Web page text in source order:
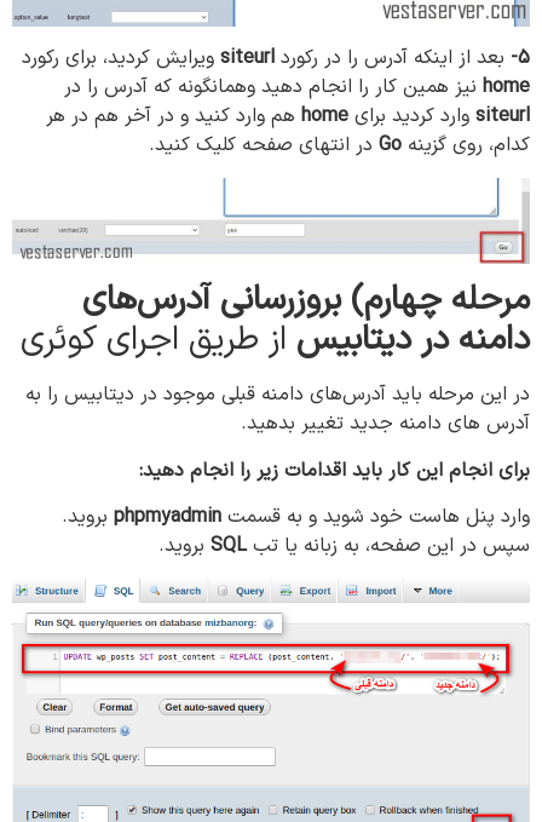
5- بعد از اینکه آدرس را در رکورد siteurl ویرایش کردید، برای رکورد
home نیز همین کار را انجام دهید وهمانگونه که آدرس را در
siteurl وارد کردید برای home هم وارد کنید و در آخر هم در هر
کدام، روی گزینه Go در انتهای صفحه کلیک کنید.
مرحله چهارم) بروزرسانی آدرس‌های
دامنه در دیتابیس از طریق اجرای کوئری
در این مرحله باید آدرس‌های دامنه قبلی موجود در دیتابیس را به
آدرس های دامنه جدید تغییر بدهید.
برای انجام این کار باید اقدامات زیر را انجام دهید:
وارد پنل هاست خود شوید و به قسمت phpmyadmin بروید.
سپس در این صفحه، به زبانه یا تبSQL بروید.